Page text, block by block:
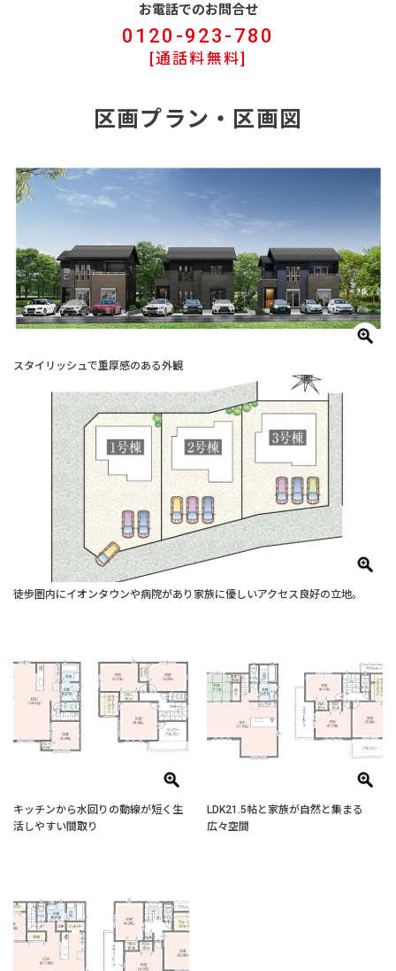
お電話でのお問合せ
0120-923-780
[通話料無料]
区画プラン・区画図
スタイリッシュで重厚感のある外観
徒歩圏内にイオンタウンや病院があり家族に優しいアクセス良好の立地。
キッチンから水回りの動線が短く生
活しやすい間取り
LDK21.5帖と家族が自然と集まる
広々空間